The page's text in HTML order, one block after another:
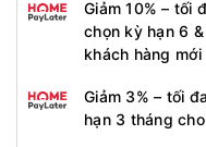
Giảm 10% – tối
chọn kỳ hạn 6
khách hàng mới
Giảm 3% – tối
hạn 3 tháng